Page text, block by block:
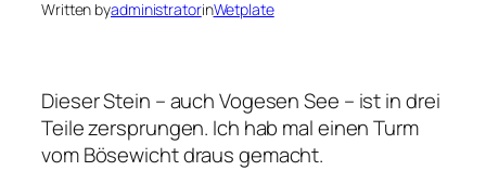
Written byadministratorinWetplate
Dieser Stein – auch Vogesen See – ist in drei
Teile zersprungen. Ich hab mal einen Turm
vom Bösewicht draus gemacht.